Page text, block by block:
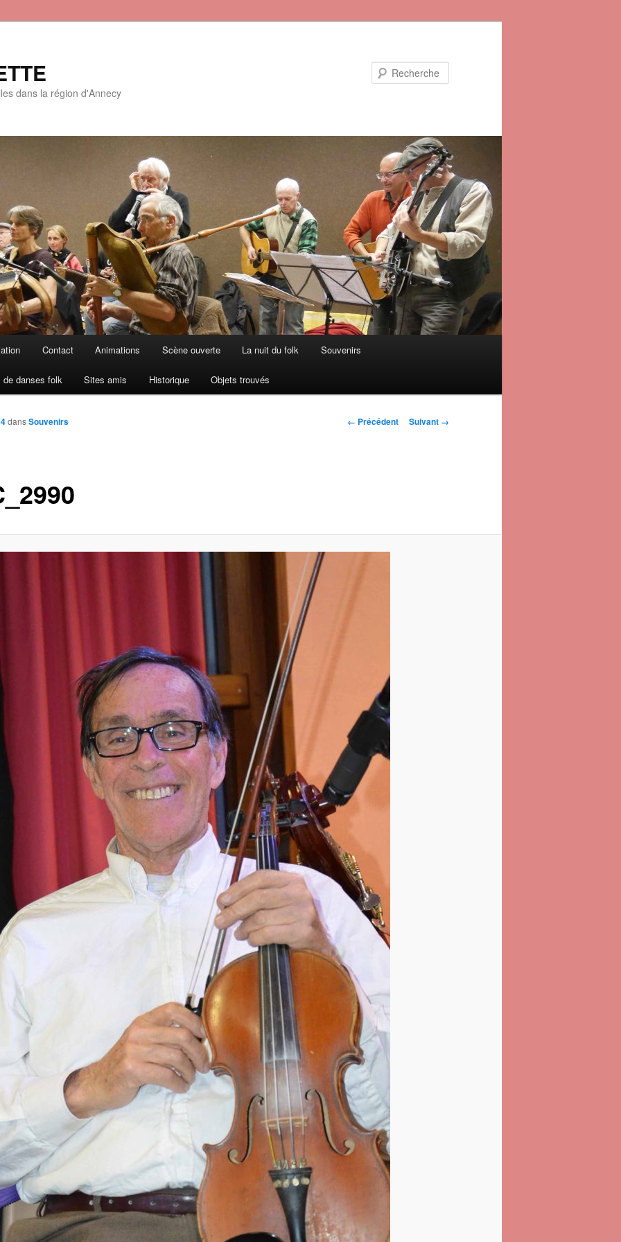
dans la région d'Annecy
Contact Animations Scène ouverte La nuit du folk Souvenirs
de danses folk Sites amis Historique Objets trouvés
Navigation des
← Précédent Suivant →
dansSouvenirs